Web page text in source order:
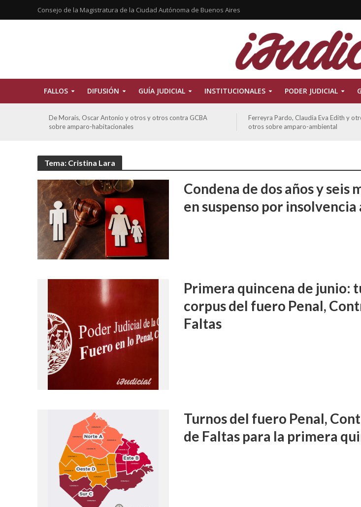
Consejo de la Magistratura de la Ciudad Autónoma de Buenos Aires
FALLOS DIFUSIÓN GUÍA JUDICIAL INSTITUCIONALES PODER JUDICIAL
De Morais, Oscar Antonio y otros y otros contra GCBA
sobre amparo-habitacionales
Ferreyra Pardo, Claudia Eva Edith y
otros sobre amparo-ambiental
Tema: Cristina Lara
Condena de dos años y seis
en suspenso por
Primera quincena de junio:
corpus del fuero Penal,
Faltas
Turnos del fuero Penal,
de Faltas para la primera